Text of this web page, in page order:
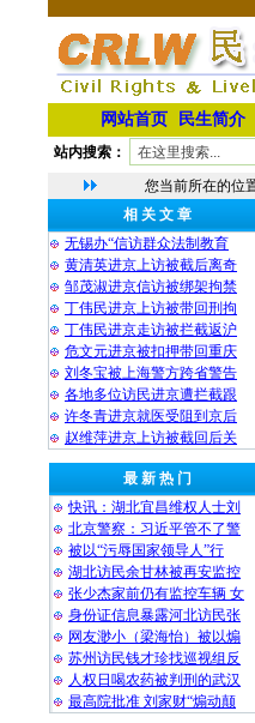
网站首页 民生简介
站内搜索：
您当前所在的位
相 关 文 章
无锡办“信访群众法制教育
黄清英进京上访被截后离奇
邹茂淑进京信访被绑架拘禁
丁伟民进京上访被带回刑拘
丁伟民进京走访被拦截返沪
危文元进京被扣押带回重庆
刘冬宝被上海警方跨省警告
各地多位访民进京遭拦截跟
许冬青进京就医受阻到京后
赵维萍进京上访被截回后关
最 新 热 门
快讯：湖北宜昌维权人士刘
北京警察：习近平管不了警
被以“污辱国家领导人”行
湖北访民余甘林被再安监控
张少杰家前仍有监控车辆 女
身份证信息暴露河北访民张
网友渺小（梁海怡）被以煽
苏州访民钱才珍找巡视组反
人权日喝农药被判刑的武汉
最高院批准 刘家财“煽动颠